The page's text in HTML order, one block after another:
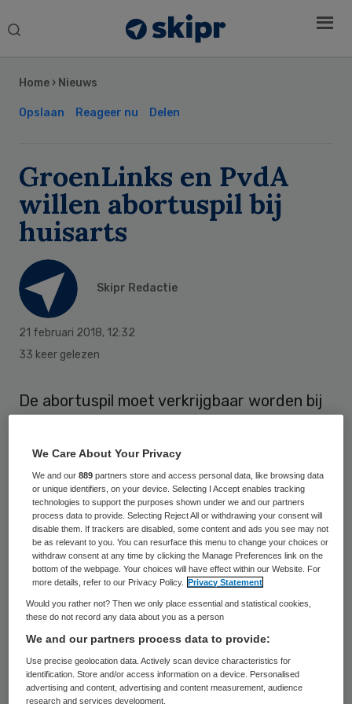
Search
Home › Nieuws
Opslaan Reageer nu Delen
GroenLinks en PvdA
willen abortuspil bij
huisarts
Skipr Redactie
21 februari 2018, 12:32
33 keer gelezen
De abortuspil moet verkrijgbaar worden bij
PvdA, die hierover een
initiatiefwetsvoorstel indienen. In de
huidige situatie kunnen vrouwen de pil
alleen bij een ziekenhuis of abortuskliniek
krijgen.
Over de abortuspil was de afgelopen jaren
veel te doen. In 2016 wilde toenmalig
De huidige coalitie voelt daar niets voor.
Sidebar
We Care About Your Privacy
We and our889 partners store and access personal data, like browsing data
or unique identifiers, on your device. Selecting I Accept enables tracking
technologies to support the purposes shown under we and our partners
process data to provide. Selecting Reject All or withdrawing your consent will
disable them. If trackers are disabled, some content and ads you see may not
be as relevant to you. You can resurface this menu to change your choices or
withdraw consent at any time by clicking the Manage Preferences link on the
bottom of the webpage. Your choices will have effect within our Website. For
more details, refer to our Privacy Policy.
Privacy Statement
Would you rather not? Then we only place essential and statistical cookies,
these do not record any data about you as a person
We and our partners process data to provide:
Use precise geolocation data. Actively scan device characteristics for
identification. Store and/or access information on a device. Personalised
advertising and content, advertising and content measurement, audience
research and services development.